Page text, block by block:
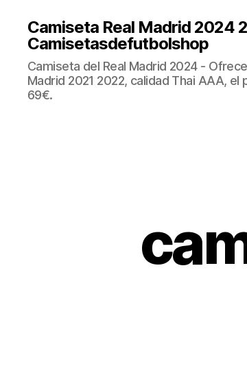
Camiseta Real Madrid 2024
Camisetasdefutbolshop
Camiseta del Real Madrid 2024 -
Madrid 2021 2022, calidad Thai AAA,
69€.